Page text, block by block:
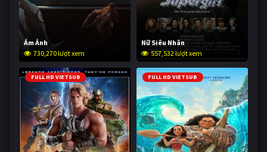
Ám Ảnh
730,270 lượt xem
Nữ Siêu Nhân
557,532 lượt xem
FULL HD VIETSUB FULL HD VIETSUB